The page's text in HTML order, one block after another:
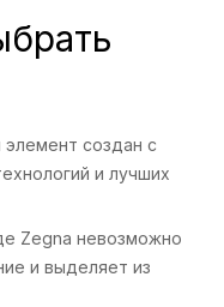
создан с
и лучших
Zegna невозможно
и выделяет из